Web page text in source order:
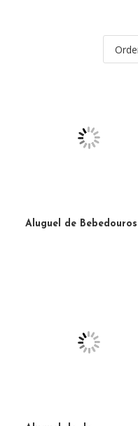
Aluguel de Bebedouros